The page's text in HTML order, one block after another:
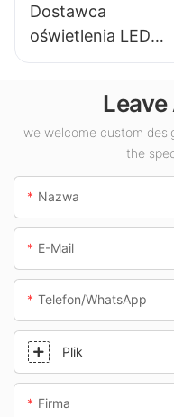
wewnątrz
pomieszczeń.
Dostawca
oświetlenia LED
KML-CLA 100W do
zamkniętych,
takich jak stacje
benzynowe i
przejścia
podziemne.
we welcome custom
the
Nazwa
E-Mail
Telefon/WhatsApp
Plik
Firma